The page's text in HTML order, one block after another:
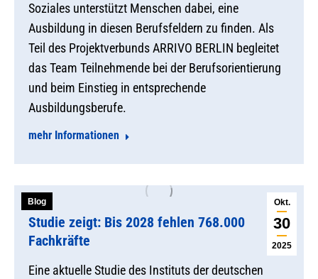
Soziales unterstützt Menschen dabei, eine
Ausbildung in diesen Berufsfeldern zu finden. Als
Teil des Projektverbunds ARRIVO BERLIN begleitet
das Team Teilnehmende bei der Berufsorientierung
und beim Einstieg in entsprechende
Ausbildungsberufe.
mehr Informationen
Okt.
30
2025
Blog
Studie zeigt: Bis 2028 fehlen 768.000
Fachkräfte
Eine aktuelle Studie des Instituts der deutschen